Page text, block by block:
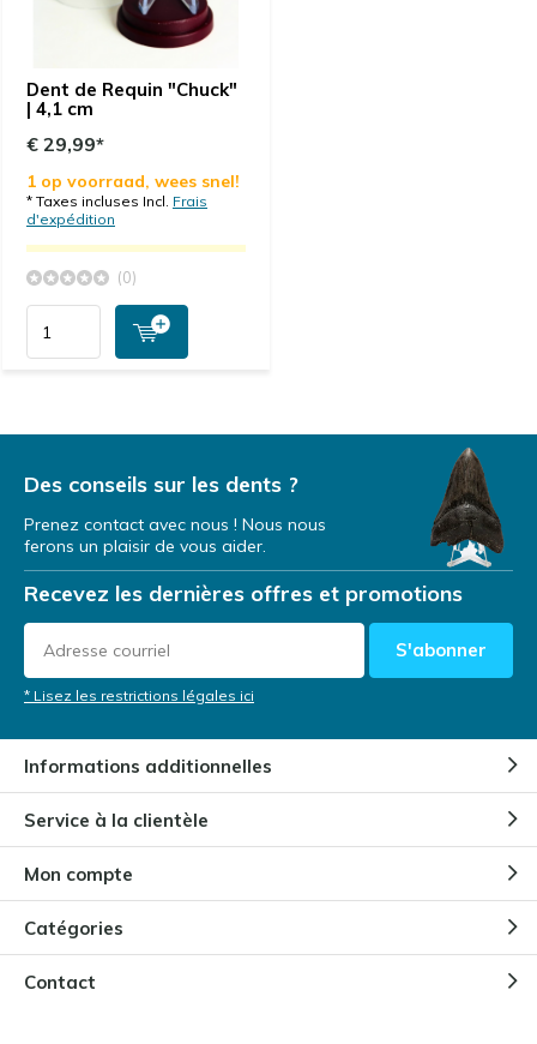
Dent de Requin "Chuck"
| 4,1 cm
€ 29,99*
1 op voorraad, wees snel!
* Taxes incluses Incl. Frais
d'expédition
(0)
Des conseils sur les dents ?
Prenez contact avec nous ! Nous nous
ferons un plaisir de vous aider.
Recevez les dernières offres et promotions
S'abonner
* Lisez les restrictions légales ici
Informations additionnelles
Service à la clientèle
Mon compte
Catégories
Contact